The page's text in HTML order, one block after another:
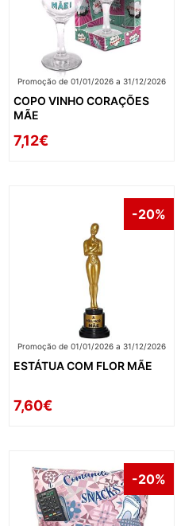
Promoção de 01/01/2026 a 31/12/2026
COPO VINHO CORAÇÕES
MÃE
7,12€
-20%
Promoção de 01/01/2026 a 31/12/2026
ESTÁTUA COM FLOR MÃE
7,60€
-20%